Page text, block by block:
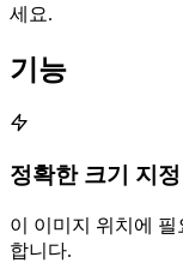
세요.
기능
정확한 크기 지정
이 이미지 위치에
합니다.